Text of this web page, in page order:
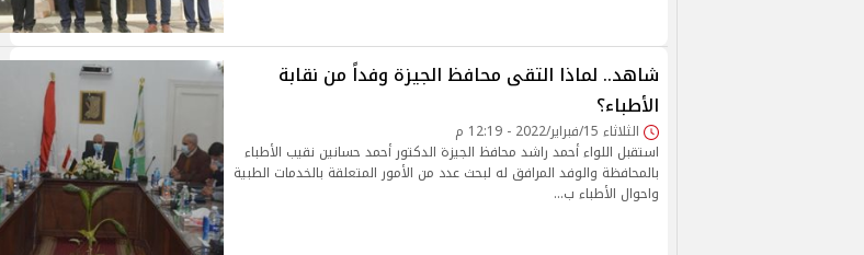
شاهد.. لماذا التقى محافظ الجيزة وفداً من نقابة
الأطباء؟
الثلاثاء 15/فبراير/2022 - 12:19 م
استقبل اللواء أحمد راشد محافظ الجيزة الدكتور أحمد حسانين نقيب الأطباء
بالمحافظة والوفد المرافق له لبحث عدد من الأمور المتعلقة بالخدمات الطبية
واحوال الأطباء ب…